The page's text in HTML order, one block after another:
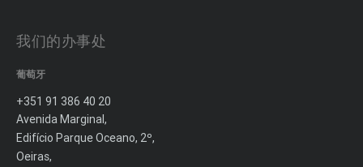
我们的办事处
葡萄牙
+351 91 386 40 20
Avenida Marginal,
Edifício Parque Oceano, 2º,
Oeiras,